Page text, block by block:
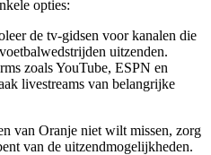
opties:
de tv-gidsen voor kanalen die
uitzenden.
zoals YouTube, ESPN en
livestreams van belangrijke
van Oranje niet wilt missen, zorg
van de uitzendmogelijkheden.